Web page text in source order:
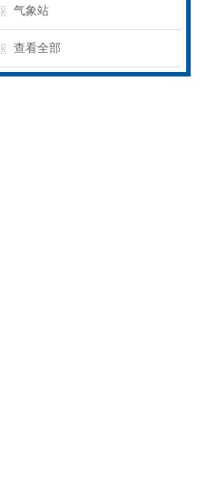
气象站
查看全部